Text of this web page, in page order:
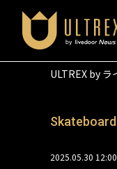
ULTREX by ラ
Skateboard
2025.05.30 12:00